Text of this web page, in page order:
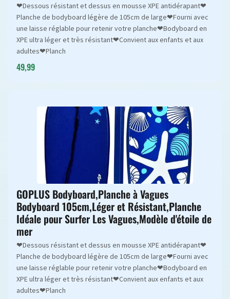
❤Dessous résistant et dessus en mousse XPE antidérapant❤
Planche de bodyboard légère de 105cm de large❤Fourni avec
une laisse réglable pour retenir votre planche❤Bodyboard en
XPE ultra léger et très résistant❤Convient aux enfants et aux
adultes❤Planch
49,99
GOPLUS Bodyboard,Planche à Vagues
Bodyboard 105cm,Léger et Résistant,Planche
Idéale pour Surfer Les Vagues,Modèle d'étoile de
mer
❤Dessous résistant et dessus en mousse XPE antidérapant❤
Planche de bodyboard légère de 105cm de large❤Fourni avec
une laisse réglable pour retenir votre planche❤Bodyboard en
XPE ultra léger et très résistant❤Convient aux enfants et aux
adultes❤Planch